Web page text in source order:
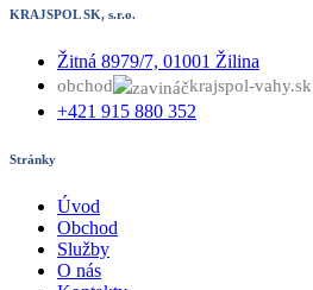
KRAJSPOL SK, s.r.o.
Žitná 8979/7, 01001 Žilina
obchod krajspol-vahy.sk
+421 915 880 352
Stránky
Úvod
Obchod
Služby
O nás